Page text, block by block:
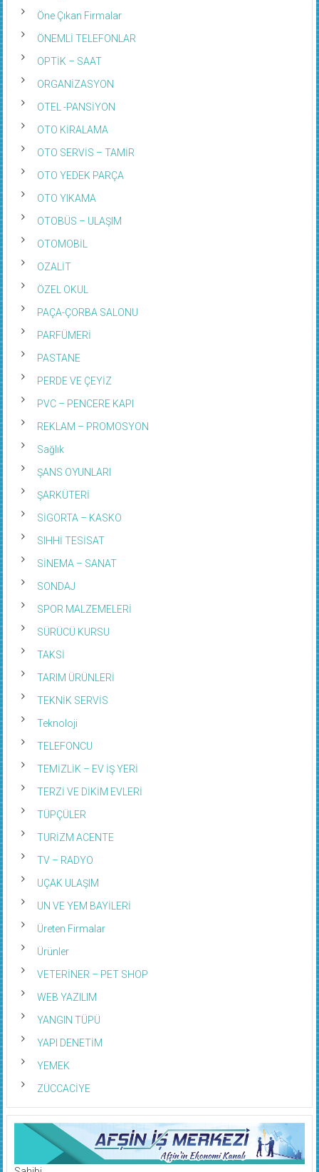
Öne Çıkan Firmalar
ÖNEMLİ TELEFONLAR
OPTİK – SAAT
ORGANİZASYON
OTEL -PANSİYON
OTO KİRALAMA
OTO SERVİS – TAMİR
OTO YEDEK PARÇA
OTO YIKAMA
OTOBÜS – ULAŞIM
OTOMOBİL
OZALİT
ÖZEL OKUL
PAÇA-ÇORBA SALONU
PARFÜMERİ
PASTANE
PERDE VE ÇEYİZ
PVC – PENCERE KAPI
REKLAM – PROMOSYON
Sağlık
ŞANS OYUNLARI
ŞARKÜTERİ
SİGORTA – KASKO
SIHHİ TESİSAT
SİNEMA – SANAT
SONDAJ
SPOR MALZEMELERİ
SÜRÜCÜ KURSU
TAKSİ
TARIM ÜRÜNLERİ
TEKNİK SERVİS
Teknoloji
TELEFONCU
TEMİZLİK – EV İŞ YERİ
TERZİ VE DİKİM EVLERİ
TÜPÇÜLER
TURİZM ACENTE
TV – RADYO
UÇAK ULAŞIM
UN VE YEM BAYİLERİ
Üreten Firmalar
Ürünler
VETERİNER – PET SHOP
WEB YAZILIM
YANGIN TÜPÜ
YAPI DENETİM
YEMEK
ZÜCCACİYE